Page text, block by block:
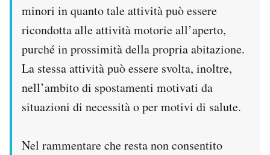
AREA PERSONALE
Area Personale
Newsletter
Hai bisogno di aiuto?
minori in quanto tale attività può essere
ricondotta alle attività motorie all’aperto,
purché in prossimità della propria abitazione.
La stessa attività può essere svolta, inoltre,
nell’ambito di spostamenti motivati da
situazioni di necessità o per motivi di salute.
Nel rammentare che resta non consentito